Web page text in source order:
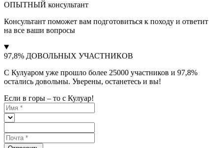
ОПЫТНЫЙ консультант
Консультант поможет вам подготовиться к походу и ответит
на все ваши вопросы
97,8% ДОВОЛЬНЫХ УЧАСТНИКОВ
С Кулуаром уже прошло более 25000 участников и 97,8%
остались довольны. Уверены, останетесь и вы!
Если в горы – то с Кулуар!